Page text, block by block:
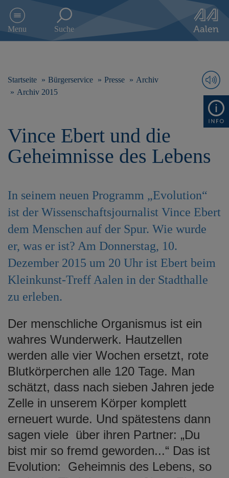
e
h
n
Menu Suche
Startseite Bürgerservice Presse
Archiv
Archiv 2015
Vince Ebert und die
Geheimnisse des Lebens
In seinem neuen Programm „Evolution“
ist der Wissenschaftsjournalist Vince Ebert
dem Menschen auf der Spur. Wie wurde
er, was er ist? Am Donnerstag, 10.
Dezember 2015 um 20 Uhr ist Ebert beim
Kleinkunst-Treff Aalen in der Stadthalle
zu erleben.
Der menschliche Organismus ist ein
wahres Wunderwerk. Hautzellen
werden alle vier Wochen ersetzt, rote
Blutkörperchen alle 120 Tage. Man
schätzt, dass nach sieben Jahren jede
Zelle in unserem Körper komplett
erneuert wurde. Und spätestens dann
sagen viele über ihren Partner: „Du
bist mir so fremd geworden...“ Das ist
Evolution: Geheimnis des Lebens, so